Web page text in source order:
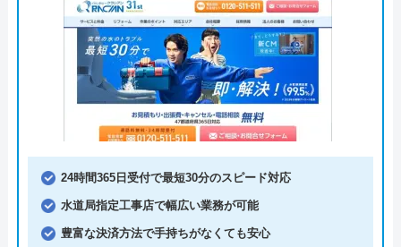
24時間365日受付で最短30分のスピード対応
水道局指定工事店で幅広い業務が可能
豊富な決済方法で手持ちがなくても安心